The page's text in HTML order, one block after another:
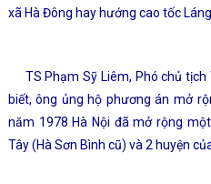
xã Hà Đông hay hướng cao tốc Láng
TS Phạm Sỹ Liêm, Phó chủ
biết, ông ủng hộ phương án mở
năm 1978 Hà Nội đã mở rộng
Tây (Hà Sơn Bình cũ) và 2 huyện